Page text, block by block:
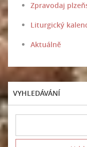
Zpravodaj
Liturgický
Aktuálně
VYHLEDÁVÁNÍ